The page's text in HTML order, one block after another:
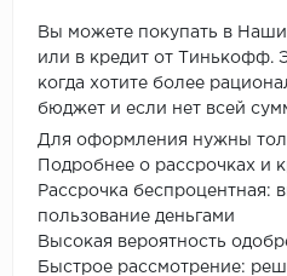
Вы можете покупать в
или в кредит от Тинькофф.
когда хотите более
бюджет и если нет всей
Для оформления нужны
Подробнее о рассрочках и
Рассрочка беспроцентная:
пользование деньгами
Высокая вероятность
Быстрое рассмотрение: